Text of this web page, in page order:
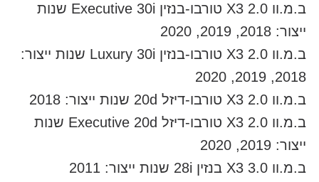
ב.מ.וו X3 2.0 טורבו-בנזין Executive 30i שנות
ייצור: 2018, 2019, 2020
ב.מ.וו X3 2.0 טורבו-בנזין Luxury 30i שנות ייצור:
2018, 2019, 2020
ב.מ.וו X3 2.0 טורבו-דיזל 20d שנות ייצור: 2018
ב.מ.וו X3 2.0 טורבו-דיזל Executive 20d שנות
ייצור: 2019, 2020
ב.מ.וו X3 3.0 בנזין 28i שנות ייצור: 2011